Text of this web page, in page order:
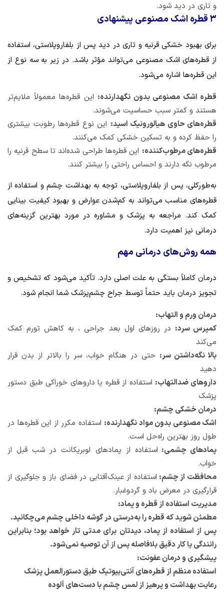
و تاری در دید شود.
۳ قطره اشک مصنوعی پیشنهادی
برای بهبود خشکی قرنیه و تاری در دید پس از بلفاروپلاستی، استفاده
از قطره‌های اشک مصنوعی می‌تواند مؤثر باشد. در زیر به سه نوع از
این قطره‌ها اشاره می‌شود.
قطره اشک مصنوعی بدون نگهدارنده: این قطره‌ها معمولاً ملایم‌تر
هستند و کمتر سبب حساسیت می‌شوند.
قطره‌های حاوی هیالورونیک اسید: این نوع قطره‌ها رطوبت بیشتری
را حفظ کرده و به تسکین خشکی کمک می‌کنند.
قطره‌های مرطوب‌کننده: این قطره‌ها طراحی شده‌اند تا سطح قرنیه را
مرطوب نگه دارند و احساس راحتی را بیشتر کنند.
به‌طورکلی، پس از بلفاروپلاستی، توجه به بهداشت چشم و استفاده از
قطره‌های مناسب می‌تواند به کم‌شدن عوارض و بهبود کیفیت بینایی
کمک کند. مراجعه به پزشک و مشاوره در مورد بهترین گزینه‌های
درمانی نیز اهمیت دارد.
همه روش‌های درمانی مهم
درمان کاملاً بستگی به علت اصلی دارد. تأکید می‌شود که تشخیص و
تجویز درمان باید حتماً توسط جراح چشم‌پزشک شما انجام شود.
درمان ورم و التهاب:
کمپرس سرد: در روزهای اول بعد جراحی ، به کاهش تورم کمک
می‌کند
بالا نگه‌داشتن سر: حتی در هنگام خواب، سر را بالاتر از بدن قرار
دهید
داروهای ضدالتهاب: استفاده از قطره یا داروهای خوراکی طبق دستور
پزشک
درمان خشکی چشم:
اشک مصنوعی بدون مواد نگهدارنده: استفاده مکرر از این قطره‌ها در
طول روز بهترین راه‌حل است.
پمادهای چشمی: استفاده از پمادهای لوبریکانت در شب قبل از
خواب.
محافظت از چشم: استفاده از عینک‌آفتابی در فضای باز و جلوگیری از
قرارگیری در معرض باد و گردوغبار.
مدیریت استفاده از قطره و پماد:
مطمئن شوید که قطره را به‌درستی در گوشه داخلی چشم می‌چکانید.
پس از استفاده از پماد، دیدتان برای مدتی تار خواهد بود؛ بنابراین
رانندگی یا کار دقیق بلافاصله پس از آن توصیه نمی‌شود.
پیشگیری و درمان عفونت:
استفاده منظم از قطره‌های آنتی‌بیوتیک طبق دستورالعمل پزشک
رعایت بهداشت و پرهیز از لمس چشم با دست‌های آلوده